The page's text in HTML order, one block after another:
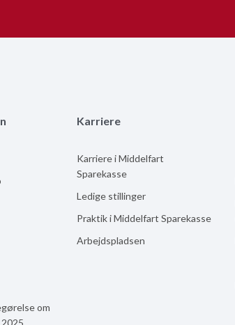
om
Karriere
Karriere i Middelfart
Sparekasse
Ledige stillinger
Praktik i Middelfart Sparekasse
Arbejdspladsen